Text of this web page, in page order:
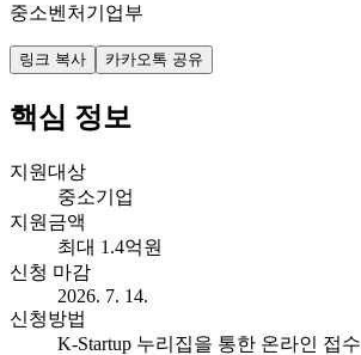
중소벤처기업부
링크 복사 카카오톡 공유
핵심 정보
지원대상
중소기업
지원금액
최대 1.4억원
신청 마감
2026. 7. 14.
신청방법
K-Startup 누리집을 통한 온라인 접수